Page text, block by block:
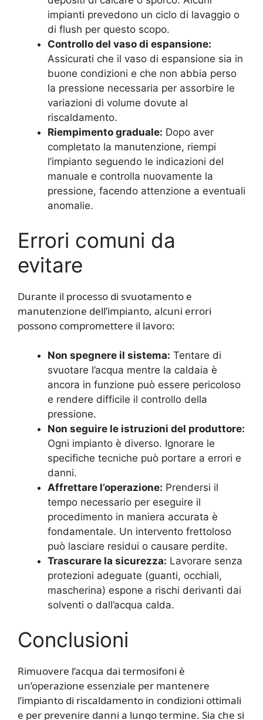
impianti prevedono un ciclo di lavaggio o
di flush per questo scopo.
Controllo del vaso di espansione:
Assicurati che il vaso di espansione sia in
buone condizioni e che non abbia perso
la pressione necessaria per assorbire le
variazioni di volume dovute al
riscaldamento.
Riempimento graduale: Dopo aver
completato la manutenzione, riempi
l’impianto seguendo le indicazioni del
manuale e controlla nuovamente la
pressione, facendo attenzione a eventuali
anomalie.
Errori comuni da
evitare
Durante il processo di svuotamento e
manutenzione dell’impianto, alcuni errori
possono compromettere il lavoro:
Non spegnere il sistema: Tentare di
svuotare l’acqua mentre la caldaia è
ancora in funzione può essere pericoloso
e rendere difficile il controllo della
pressione.
Non seguire le istruzioni del produttore:
Ogni impianto è diverso. Ignorare le
specifiche tecniche può portare a errori e
danni.
Affrettare l’operazione: Prendersi il
tempo necessario per eseguire il
procedimento in maniera accurata è
fondamentale. Un intervento frettoloso
può lasciare residui o causare perdite.
Trascurare la sicurezza: Lavorare senza
protezioni adeguate (guanti, occhiali,
mascherina) espone a rischi derivanti dai
solventi o dall’acqua calda.
Conclusioni
Rimuovere l’acqua dai termosifoni è
un’operazione essenziale per mantenere
l’impianto di riscaldamento in condizioni ottimali
e per prevenire danni a lungo termine. Sia che si